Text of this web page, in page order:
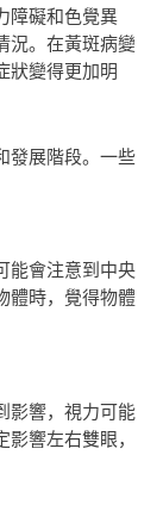
障礙和色覺異
況。在黃斑病變
狀變得更加明
發展階段。一些
能會注意到中央
體時，覺得物體
影響，視力可能
響左右雙眼，